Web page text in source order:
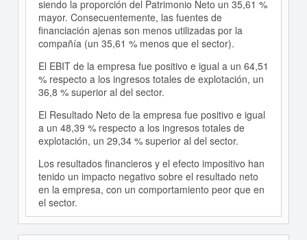
siendo la proporción del Patrimonio Neto un 35,61 %
mayor. Consecuentemente, las fuentes de
financiación ajenas son menos utilizadas por la
compañía (un 35,61 % menos que el sector).
El EBIT de la empresa fue positivo e igual a un 64,51
% respecto a los ingresos totales de explotación, un
36,8 % superior al del sector.
El Resultado Neto de la empresa fue positivo e igual
a un 48,39 % respecto a los ingresos totales de
explotación, un 29,34 % superior al del sector.
Los resultados financieros y el efecto impositivo han
tenido un impacto negativo sobre el resultado neto
en la empresa, con un comportamiento peor que en
el sector.